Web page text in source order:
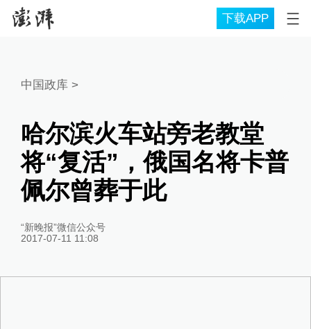
下载APP
中国政库 >
哈尔滨火车站旁老教堂
将“复活”，俄国名将卡普
佩尔曾葬于此
“新晚报”微信公众号
2017-07-11 11:08